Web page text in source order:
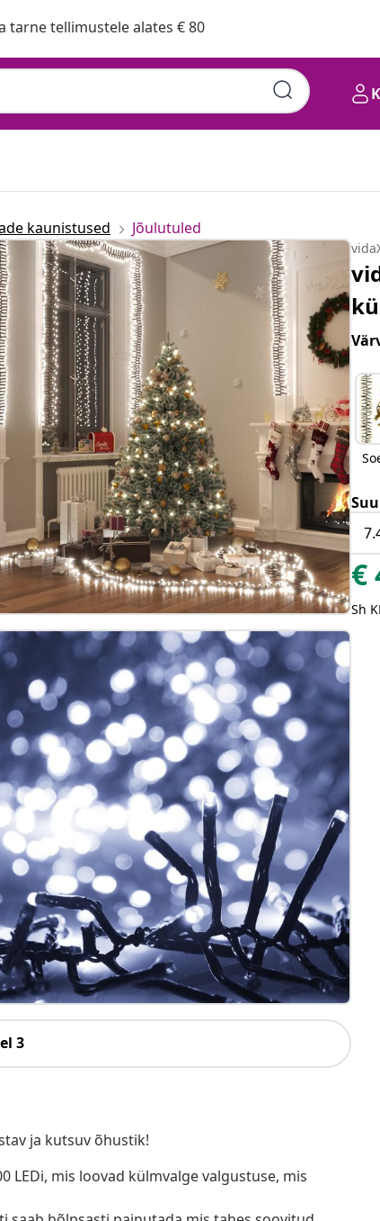
tarne tellimustele alates € 80
kaunistused Jõulutuled
3
ja kutsuv õhustik!
LEDi, mis loovad külmvalge valgustuse, mis
€
Sh